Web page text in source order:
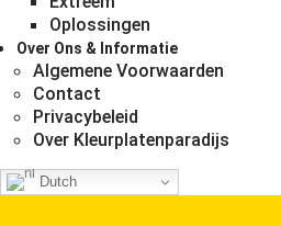
Oplossingen
Over Ons & Informatie
Algemene Voorwaarden
Contact
Privacybeleid
Over Kleurplatenparadijs
Dutch